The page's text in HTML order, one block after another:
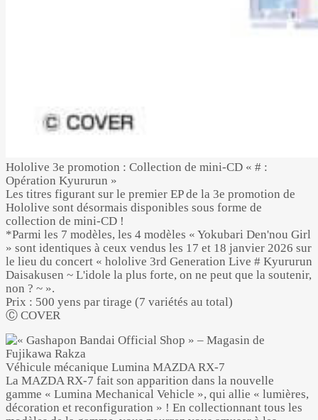
Hololive 3e promotion : Collection de mini-CD « # :
Opération Kyururun »
Les titres figurant sur le premier EP de la 3e promotion de
Hololive sont désormais disponibles sous forme de
collection de mini-CD !
*Parmi les 7 modèles, les 4 modèles « Yokubari Den'nou Girl
» sont identiques à ceux vendus les 17 et 18 janvier 2026 sur
le lieu du concert « hololive 3rd Generation Live # Kyururun
Daisakusen ~ L'idole la plus forte, on ne peut que la soutenir,
non ? ~ ».
Prix : 500 yens par tirage (7 variétés au total)
Ⓒ COVER
Véhicule mécanique Lumina MAZDA RX-7
La MAZDA RX-7 fait son apparition dans la nouvelle
gamme « Lumina Mechanical Vehicle », qui allie « lumières,
décoration et reconfiguration » ! En collectionnant tous les